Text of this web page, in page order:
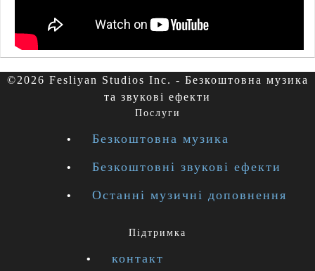
©2026 Fesliyan Studios Inc. - Безкоштовна музика
та звукові ефекти
Послуги
Безкоштовна музика
Безкоштовні звукові ефекти
Останні музичні доповнення
Підтримка
контакт